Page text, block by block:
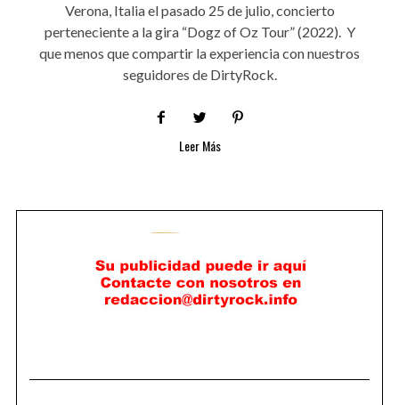
Verona, Italia el pasado 25 de julio, concierto
perteneciente a la gira “Dogz of Oz Tour” (2022). Y
que menos que compartir la experiencia con nuestros
seguidores de DirtyRock.
Leer Más